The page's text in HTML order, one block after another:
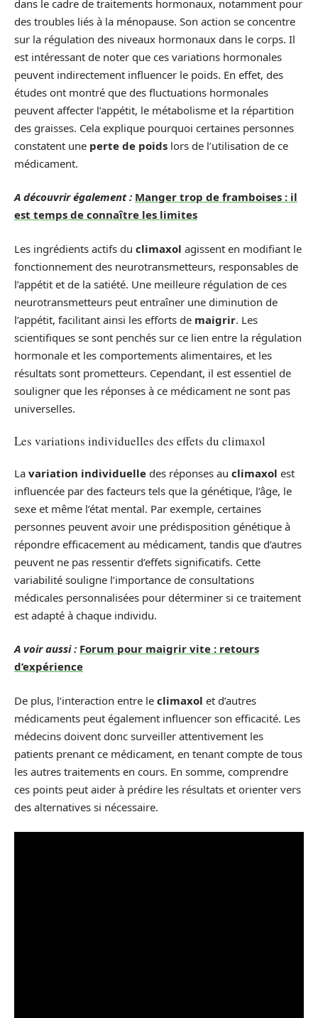
dans le cadre de traitements hormonaux, notamment pour
des troubles liés à la ménopause. Son action se concentre
sur la régulation des niveaux hormonaux dans le corps. Il
est intéressant de noter que ces variations hormonales
peuvent indirectement influencer le poids. En effet, des
études ont montré que des fluctuations hormonales
peuvent affecter l’appétit, le métabolisme et la répartition
des graisses. Cela explique pourquoi certaines personnes
constatent une perte de poids lors de l’utilisation de ce
médicament.
A découvrir également : Manger trop de framboises : il
est temps de connaître les limites
Les ingrédients actifs du climaxol agissent en modifiant le
fonctionnement des neurotransmetteurs, responsables de
l’appétit et de la satiété. Une meilleure régulation de ces
neurotransmetteurs peut entraîner une diminution de
l’appétit, facilitant ainsi les efforts de maigrir. Les
scientifiques se sont penchés sur ce lien entre la régulation
hormonale et les comportements alimentaires, et les
résultats sont prometteurs. Cependant, il est essentiel de
souligner que les réponses à ce médicament ne sont pas
universelles.
Les variations individuelles des effets du climaxol
La variation individuelle des réponses au climaxol est
influencée par des facteurs tels que la génétique, l’âge, le
sexe et même l’état mental. Par exemple, certaines
personnes peuvent avoir une prédisposition génétique à
répondre efficacement au médicament, tandis que d’autres
peuvent ne pas ressentir d’effets significatifs. Cette
variabilité souligne l’importance de consultations
médicales personnalisées pour déterminer si ce traitement
est adapté à chaque individu.
A voir aussi : Forum pour maigrir vite : retours
d’expérience
De plus, l’interaction entre le climaxol et d’autres
médicaments peut également influencer son efficacité. Les
médecins doivent donc surveiller attentivement les
patients prenant ce médicament, en tenant compte de tous
les autres traitements en cours. En somme, comprendre
ces points peut aider à prédire les résultats et orienter vers
des alternatives si nécessaire.